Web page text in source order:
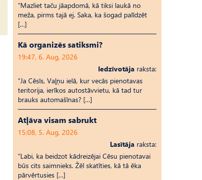
“Mazliet taču jāapdomā, kā tiksi laukā no
meža, pirms tajā ej. Saka, ka šogad palīdzēt
[…]
Kā organizēs satiksmi?
19:47, 6. Aug, 2026
Iedzīvotāja raksta:
“Ja Cēsīs, Vaļņu ielā, kur vecās pienotavas
teritorija, ierīkos autostāvvietu, kā tad tur
brauks automašīnas? […]
Atļāva visam sabrukt
15:08, 5. Aug, 2026
Lasītāja raksta:
“Labi, ka beidzot kādreizējai Cēsu pienotavai
būs cits saimnieks. Žēl skatīties, kā tā ēka
pārvērtusies […]